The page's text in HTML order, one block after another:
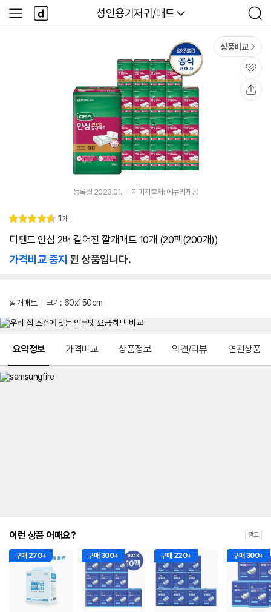
다나와
성인용기저귀/매트
검
색
사
이
다
나
와
상품비교
관
심
등록월 2023.01. 이미지출처: 에누리제공
별
4.
리
1 개
디펜드 안심 2배 길어진 깔개매트 10개 (20팩(200개))
가격비교 중지 된 상품입니다.
깔개매트 / 크기: 60x150cm
요약정보 가격비교 상품정보 의견/리뷰 연관상품
이런 상품 어때요? 광고
구매 270+ 구매 300+ 구매 220+ 구매 300+